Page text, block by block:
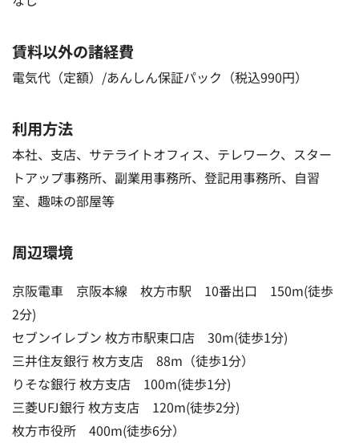
賃料以外の諸経費
電気代（定額）/あんしん保証パック（税込990円）
利用方法
本社、支店、サテライトオフィス、テレワーク、スター
トアップ事務所、副業用事務所、登記用事務所、自習
室、趣味の部屋等
周辺環境
京阪電車 京阪本線 枚方市駅 10番出口 150m(徒歩
2分)
セブンイレブン 枚方市駅東口店 30m(徒歩1分)
三井住友銀行 枚方支店 88m（徒歩1分）
りそな銀行 枚方支店 100m(徒歩1分)
三菱UFJ銀行 枚方支店 120m(徒歩2分)
枚方市役所 400m(徒歩6分）